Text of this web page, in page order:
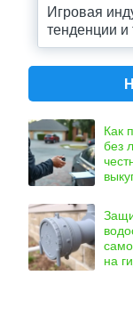
Игровая
тенденции и
Как
без
на